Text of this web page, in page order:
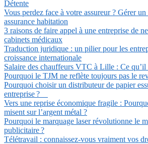
Détente
Vous perdez face à votre assureur ? Gérer
assurance habitation
3 raisons de faire appel à une entreprise de
cabinets médicaux
Traduction juridique : un pilier pour les
croissance internationale
Salaire des chauffeurs VTC à Lille : Ce
Pourquoi le TJM ne reflète toujours pas le
Pourquoi choisir un distributeur de papier
entreprise ?
Vers une reprise économique fragile :
misent sur l’argent métal ?
Pourquoi le marquage laser révolutionne le
publicitaire ?
Télétravail : connaissez-vous vraiment vos